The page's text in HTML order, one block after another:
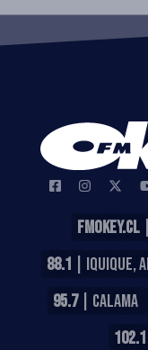
FMOKEY.CL|
88.1 | IQUIQUE,
95.7| CALAMA
102.1